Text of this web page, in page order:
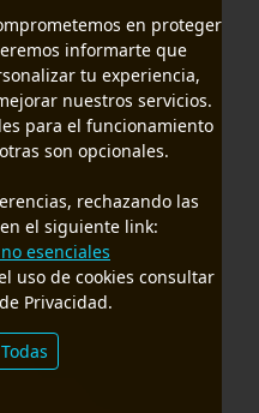
en proteger
informarte que
tu experiencia,
nuestros servicios.
para el funcionamiento
son opcionales.
rechazando las
el siguiente link:
esenciales
uso de cookies consultar
Privacidad.